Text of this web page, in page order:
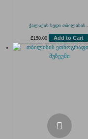
ქალაქის ხედი თბილისის...
₾150.00 Add to Cart